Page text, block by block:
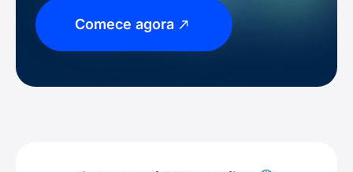
Comece agora